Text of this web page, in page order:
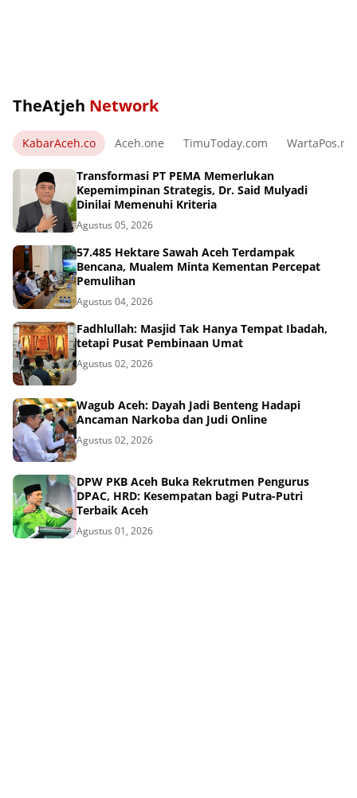
TheAtjeh Network
KabarAceh.co Aceh.one TimuToday.com WartaPos.net
Transformasi PT PEMA Memerlukan
Kepemimpinan Strategis, Dr. Said Mulyadi
Dinilai Memenuhi Kriteria
Agustus 05, 2026
57.485 Hektare Sawah Aceh Terdampak
Bencana, Mualem Minta Kementan Percepat
Pemulihan
Agustus 04, 2026
Fadhlullah: Masjid Tak Hanya Tempat Ibadah,
tetapi Pusat Pembinaan Umat
Agustus 02, 2026
Wagub Aceh: Dayah Jadi Benteng Hadapi
Ancaman Narkoba dan Judi Online
Agustus 02, 2026
DPW PKB Aceh Buka Rekrutmen Pengurus
DPAC, HRD: Kesempatan bagi Putra-Putri
Terbaik Aceh
Agustus 01, 2026